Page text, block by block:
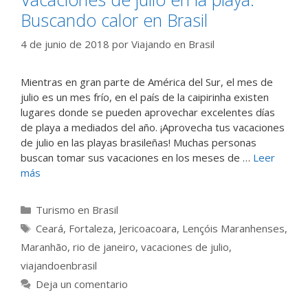
Buscando calor en Brasil
4 de junio de 2018 por Viajando en Brasil
Mientras en gran parte de América del Sur, el mes de
julio es un mes frío, en el país de la caipirinha existen
lugares donde se pueden aprovechar excelentes días
de playa a mediados del año. ¡Aprovecha tus vacaciones
de julio en las playas brasileñas! Muchas personas
buscan tomar sus vacaciones en los meses de … Leer
más
Categorías
Turismo en Brasil
Etiquetas
Ceará, Fortaleza, Jericoacoara, Lençóis Maranhenses,
Maranhão, rio de janeiro, vacaciones de julio,
viajandoenbrasil
Deja un comentario